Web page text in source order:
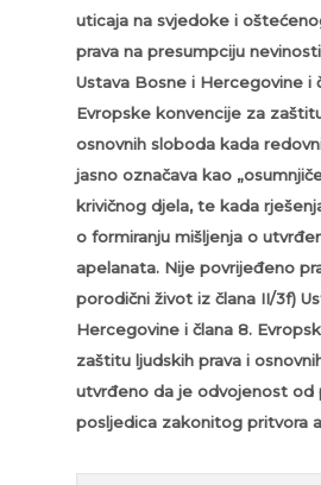
uticaja na svjedoke i
prava na presumpciju
Ustava Bosne i Hercegovine i
Evropske konvencije za
osnovnih sloboda kada
jasno označava kao
krivičnog djela, te kada
o formiranju mišljenja o
apelanata. Nije povrijeđeno
porodični život iz člana II/3f)
Hercegovine i člana 8.
zaštitu ljudskih prava i
utvrđeno da je odvojenost od
posljedica zakonitog pritvora